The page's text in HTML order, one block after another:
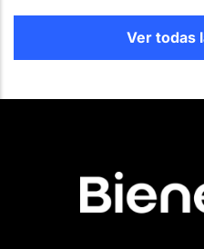
Ver todas